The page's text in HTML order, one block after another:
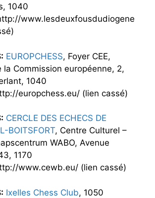
1040
www.lesdeuxfousdudiogene
EUROPCHESS, Foyer CEE,
Commission européenne, 2,
1040
europchess.eu/ (lien cassé)
CERCLE DES ECHECS DE
BOITSFORT, Centre Culturel –
WABO, Avenue
1170
www.cewb.eu/ (lien cassé)
Ixelles Chess Club, 1050